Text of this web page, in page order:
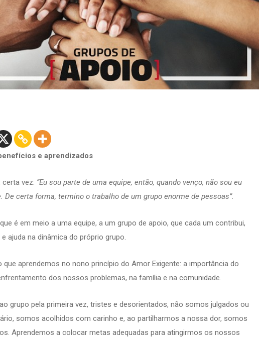
e aprendizados
certa vez: “Eu sou parte de uma equipe, então, quando venço, não sou eu
De certa forma, termino o trabalho de um grupo enorme de pessoas”.
é em meio a uma equipe, a um grupo de apoio, que cada um contribui,
ajuda na dinâmica do próprio grupo.
que aprendemos no nono princípio do Amor Exigente: a importância do
dos nossos problemas, na família e na comunidade.
grupo pela primeira vez, tristes e desorientados, não somos julgados ou
somos acolhidos com carinho e, ao partilharmos a nossa dor, somos
Aprendemos a colocar metas adequadas para atingirmos os nossos